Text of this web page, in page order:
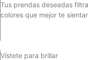
Tus prendas deseadas
colores que mejor te
Vístete para brillar